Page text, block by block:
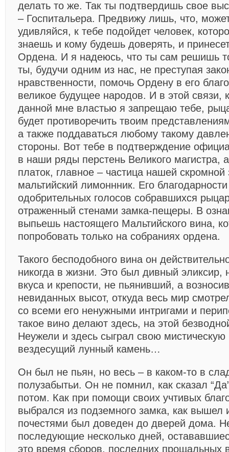
делать то же. Так ты подтвердишь свое
– Госпитальера. Предвижу лишь, что,
удивляйся, к тебе подойдет человек,
знаешь и кому будешь доверять, и
Ордена. И я надеюсь, что ты сам решишь
ты, будучи одним из нас, не преступая
нравственности, помочь Ордену в его
великое будущее народов. И в этой связи,
данной мне властью я запрещаю тебе,
будет противоречить твоим
а также поддаваться любому такому
стороны. Вот тебе в подтверждение
в наши ряды перстень Великого магистра,
платок, главное – частица нашей
мальтийский лимоннник. Его
одобрительных голосов собравшихся
отраженный стенами замка-пещеры. В
выпьешь настоящего Мальтийского вина,
попробовать только на собраниях ордена.
Такого бесподобного вина он
никогда в жизни. Это был дивный эликсир,
вкуса и крепости, не пьянивший, а
невиданных высот, откуда весь мир
со всеми его ненужными интригами и
такое вино делают здесь, на этой
Неужели и здесь сыграл свою мистическую
вездесущий лунный камень…
Он был не пьян, но весь – в каком-то в
полузабытьи. Он не помнил, как сказал
потом. Как при помощи своих учтивых
выбрался из подземного замка, как вышел
почестями был доведен до дверей дома.
последующие несколько дней,
это время сборов, последних прощальных